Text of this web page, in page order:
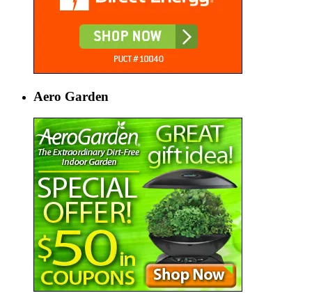
Aero Garden